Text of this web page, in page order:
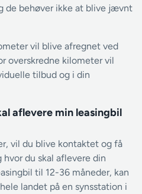
de behøver ikke at blive jævnt
vil blive afregnet ved
overskredne kilometer vil
tilbud og i din
aflevere min leasingbil
vil du blive kontaktet og få
du skal aflevere din
til 12-36 måneder, kan
landet på en synsstation i